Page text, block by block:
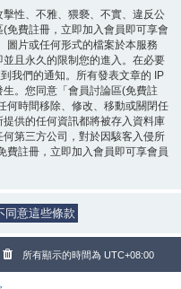
性、不雅、猥褻、不實、違反公
免費註冊，立即加入會員即可享會
圖片或任何形式的檔案於本服務
且永久的限制您的進入。在必要
我們的通知。所有發表文章的 IP
。您同意「會員討論區(免費註
何時間移除、修改、移動或關閉任
供的任何資訊都將被存入資料庫
第三方公司，對於因駭客入侵所
費註冊，立即加入會員即可享會員
所有顯示的時間為 UTC+08:00